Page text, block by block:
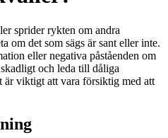
sprider rykten om andra
om det som sägs är sant eller inte.
eller negativa påståenden om
och leda till dåliga
är viktigt att vara försiktig med att